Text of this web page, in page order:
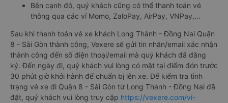
Bên cạnh đó, quý khách cũng có thể thanh toán vé
thông qua các ví Momo, ZaloPay, AirPay, VNPay,…
Sau khi thanh toán vé xe khách Long Thành - Đồng Nai Quận
8 - Sài Gòn thành công, Vexere sẽ gửi tin nhắn/email xác nhận
thành công đến số điện thoại/email mà quý khách đã đăng
ký. Đến ngày đi, quý khách vui lòng có mặt tại điểm đón trước
30 phút giờ khởi hành để chuẩn bị lên xe. Để kiểm tra tình
trạng vé xe đi Quận 8 - Sài Gòn từ Long Thành - Đồng Nai đã
đặt, quý khách vui lòng truy cập https://vexere.com/vi-